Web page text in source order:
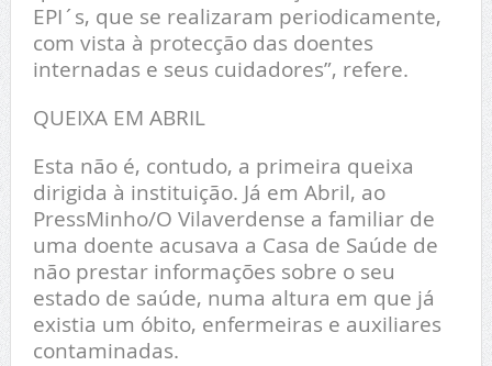
EPI´s, que se realizaram periodicamente,
com vista à protecção das doentes
internadas e seus cuidadores”, refere.
QUEIXA EM ABRIL
Esta não é, contudo, a primeira queixa
dirigida à instituição. Já em Abril, ao
PressMinho/O Vilaverdense a familiar de
uma doente acusava a Casa de Saúde de
não prestar informações sobre o seu
estado de saúde, numa altura em que já
existia um óbito, enfermeiras e auxiliares
contaminadas.